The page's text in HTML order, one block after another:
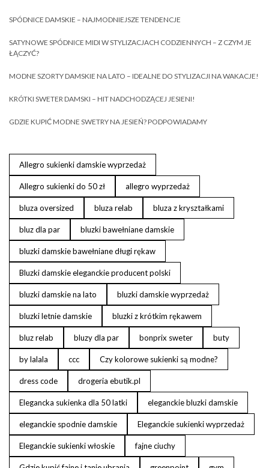
SPÓDNICE DAMSKIE – NAJMODNIEJSZE TENDENCJE
SATYNOWE SPÓDNICE MIDI W STYLIZACJACH CODZIENNYCH – Z CZYM JE
ŁĄCZYĆ?
MODNE SZORTY DAMSKIE NA LATO – IDEALNE DO STYLIZACJI NA WAKACJE!
KRÓTKI SWETER DAMSKI – HIT NADCHODZĄCEJ JESIENI!
GDZIE KUPIĆ MODNE SWETRY NA JESIEŃ? PODPOWIADAMY
Allegro sukienki damskie wyprzedaż
Allegro sukienki do 50 zł allegro wyprzedaż
bluza oversized bluza relab bluza z kryształkami
bluz dla par bluzki bawełniane damskie
bluzki damskie bawełniane długi rękaw
Bluzki damskie eleganckie producent polski
bluzki damskie na lato bluzki damskie wyprzedaż
bluzki letnie damskie bluzki z krótkim rękawem
bluz relab bluzy dla par bonprix sweter buty
by lalala ccc Czy kolorowe sukienki są modne?
dress code drogeria ebutik.pl
Elegancka sukienka dla 50 latki eleganckie bluzki damskie
eleganckie spodnie damskie Eleganckie sukienki wyprzedaż
Eleganckie sukienki włoskie fajne ciuchy